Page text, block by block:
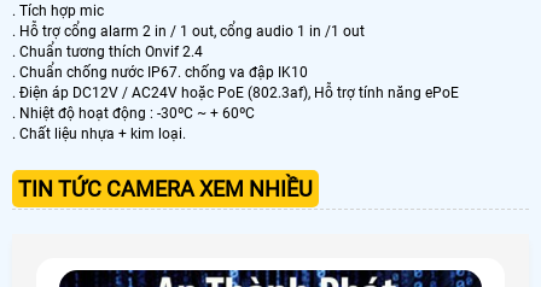
. Tích hợp mic
. Hỗ trợ cổng alarm 2 in / 1 out, cổng audio 1 in /1 out
. Chuẩn tương thích Onvif 2.4
. Chuẩn chống nước IP67. chống va đập IK10
. Điện áp DC12V / AC24V hoặc PoE (802.3af), Hỗ trợ tính năng ePoE
. Nhiệt độ hoạt động : -30ºC ~ + 60ºC
. Chất liệu nhựa + kim loại.
TIN TỨC CAMERA XEM NHIỀU